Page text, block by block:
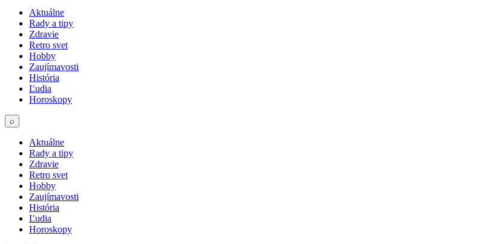
Aktuálne
Rady a tipy
Zdravie
Retro svet
Hobby
Zaujímavosti
História
Ľudia
Horoskopy
⌕
Aktuálne
Rady a tipy
Zdravie
Retro svet
Hobby
Zaujímavosti
História
Ľudia
Horoskopy